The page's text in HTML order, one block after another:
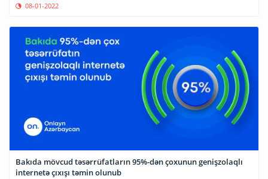
08-01-2022
Bakıda mövcud təsərrüfatların 95%-dən çoxunun genişzolaqlı
internetə çıxışı təmin olunub